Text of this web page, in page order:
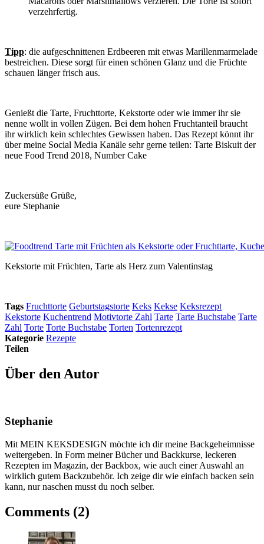
verzehrfertig.
Tipp: die aufgeschnittenen Erdbeeren mit etwas Marillenmarmelade
bestreichen. Diese sorgt für einen schönen Glanz und die Früchte
schauen länger frisch aus.
Genießt die Tarte, Fruchttorte, Kekstorte oder wie immer ihr sie
nenne wollt in vollen Zügen. Bei dem hohen Fruchtanteil braucht
ihr wirklich kein schlechtes Gewissen haben. Das Rezept könnt ihr
über meine Social Media Kanäle sehr gerne teilen: Tarte Biskuit der
neue Food Trend 2018, Number Cake
Zuckersüße Grüße,
eure Stephanie
Kekstorte mit Früchten, Tarte als Herz zum Valentinstag
Tags Fruchttorte Geburtstagstorte Keks Kekse Keksrezept
Kekstorte Kuchentrend Motivtorte Zahl Tarte Tarte Buchstabe Tarte
Zahl Torte Torte Buchstabe Torten Tortenrezept
Kategorie Rezepte
Teilen
Über den Autor
Stephanie
Mit MEIN KEKSDESIGN möchte ich dir meine Backgeheimnisse
weitergeben. In Form meiner Bücher und Backkurse, leckeren
Rezepten im Magazin, der Backbox, wie auch einer Auswahl an
wirklich gutem Backzubehör. Ich zeige dir wie einfach backen sein
kann, nur naschen musst du noch selber.
Comments (2)